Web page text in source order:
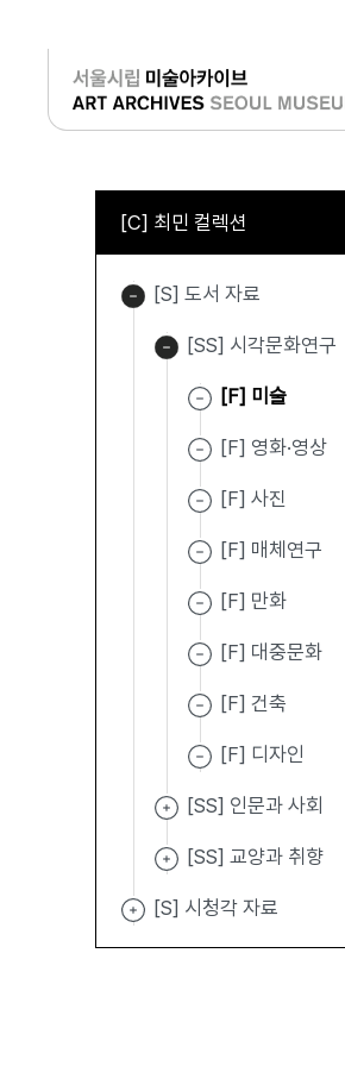
로그인
[C] 최민 컬렉션
[S] 도서 자료
[SS] 시각문화연구
[F] 미술
[F] 영화·영상
[F] 사진
[F] 매체연구
[F] 만화
[F] 대중문화
[F] 건축
[F] 디자인
[SS] 인문과 사회
[SS] 교양과 취향
[S] 시청각 자료